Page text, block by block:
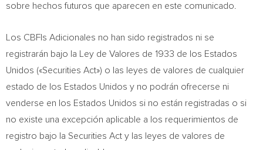
sobre hechos futuros que aparecen en este comunicado.
Los CBFIs Adicionales no han sido registrados ni se
registrarán bajo la Ley de Valores de 1933 de los Estados
Unidos («Securities Act») o las leyes de valores de cualquier
estado de los Estados Unidos y no podrán ofrecerse ni
venderse en los Estados Unidos si no están registradas o si
no existe una excepción aplicable a los requerimientos de
registro bajo la Securities Act y las leyes de valores de